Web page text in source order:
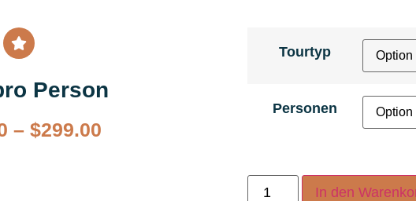
Person
– $299.00
Tourtyp
Personen
In den